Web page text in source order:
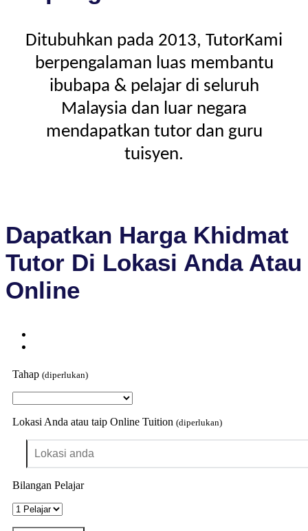
Ditubuhkan pada 2013, TutorKami
berpengalaman luas membantu
ibubapa & pelajar di seluruh
Malaysia dan luar negara
mendapatkan tutor dan guru
tuisyen.
Dapatkan Harga Khidmat
Tutor Di Lokasi Anda Atau
Online
Tahap (diperlukan)
Lokasi Anda atau taip Online Tuition (diperlukan)
Bilangan Pelajar